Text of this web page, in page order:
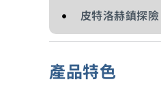
皮特洛赫鎮探
產品特色